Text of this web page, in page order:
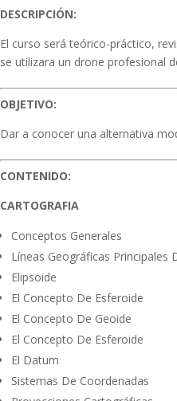
DESCRIPCIÓN:
El curso será teórico-práctico,
se utilizara un drone profesional
OBJETIVO:
Dar a conocer una alternativa
CONTENIDO:
CARTOGRAFIA
Conceptos Generales
Líneas Geográficas Principales
Elipsoide
El Concepto De Esferoide
El Concepto De Geoide
El Concepto De Esferoide
El Datum
Sistemas De Coordenadas